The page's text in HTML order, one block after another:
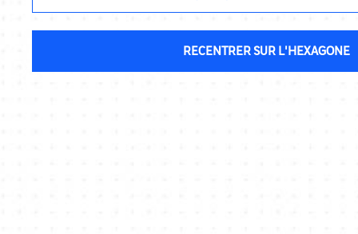
RECENTRER SUR L'HEXAGONE